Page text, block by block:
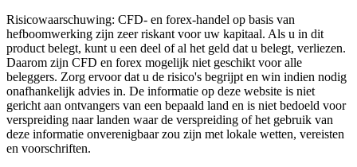
Risicowaarschuwing: CFD- en forex-handel op basis van
hefboomwerking zijn zeer riskant voor uw kapitaal. Als u in dit
product belegt, kunt u een deel of al het geld dat u belegt, verliezen.
Daarom zijn CFD en forex mogelijk niet geschikt voor alle
beleggers. Zorg ervoor dat u de risico's begrijpt en win indien nodig
onafhankelijk advies in. De informatie op deze website is niet
gericht aan ontvangers van een bepaald land en is niet bedoeld voor
verspreiding naar landen waar de verspreiding of het gebruik van
deze informatie onverenigbaar zou zijn met lokale wetten, vereisten
en voorschriften.